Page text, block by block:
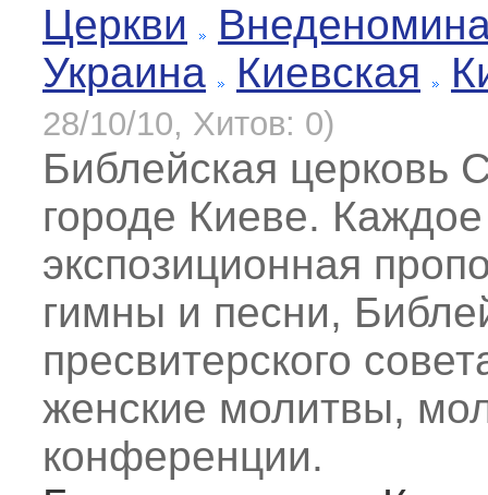
Церкви
Украина
Киевская
28/10/10, Хитов: 0)
Библейская церковь
городе Киеве.
экспозиционная
гимны и песни,
пресвитерского
женские молитвы,
конференции.